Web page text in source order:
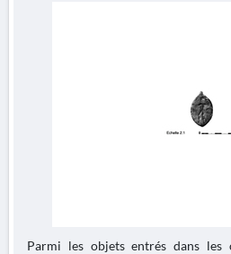
Parmi les objets entrés dans les